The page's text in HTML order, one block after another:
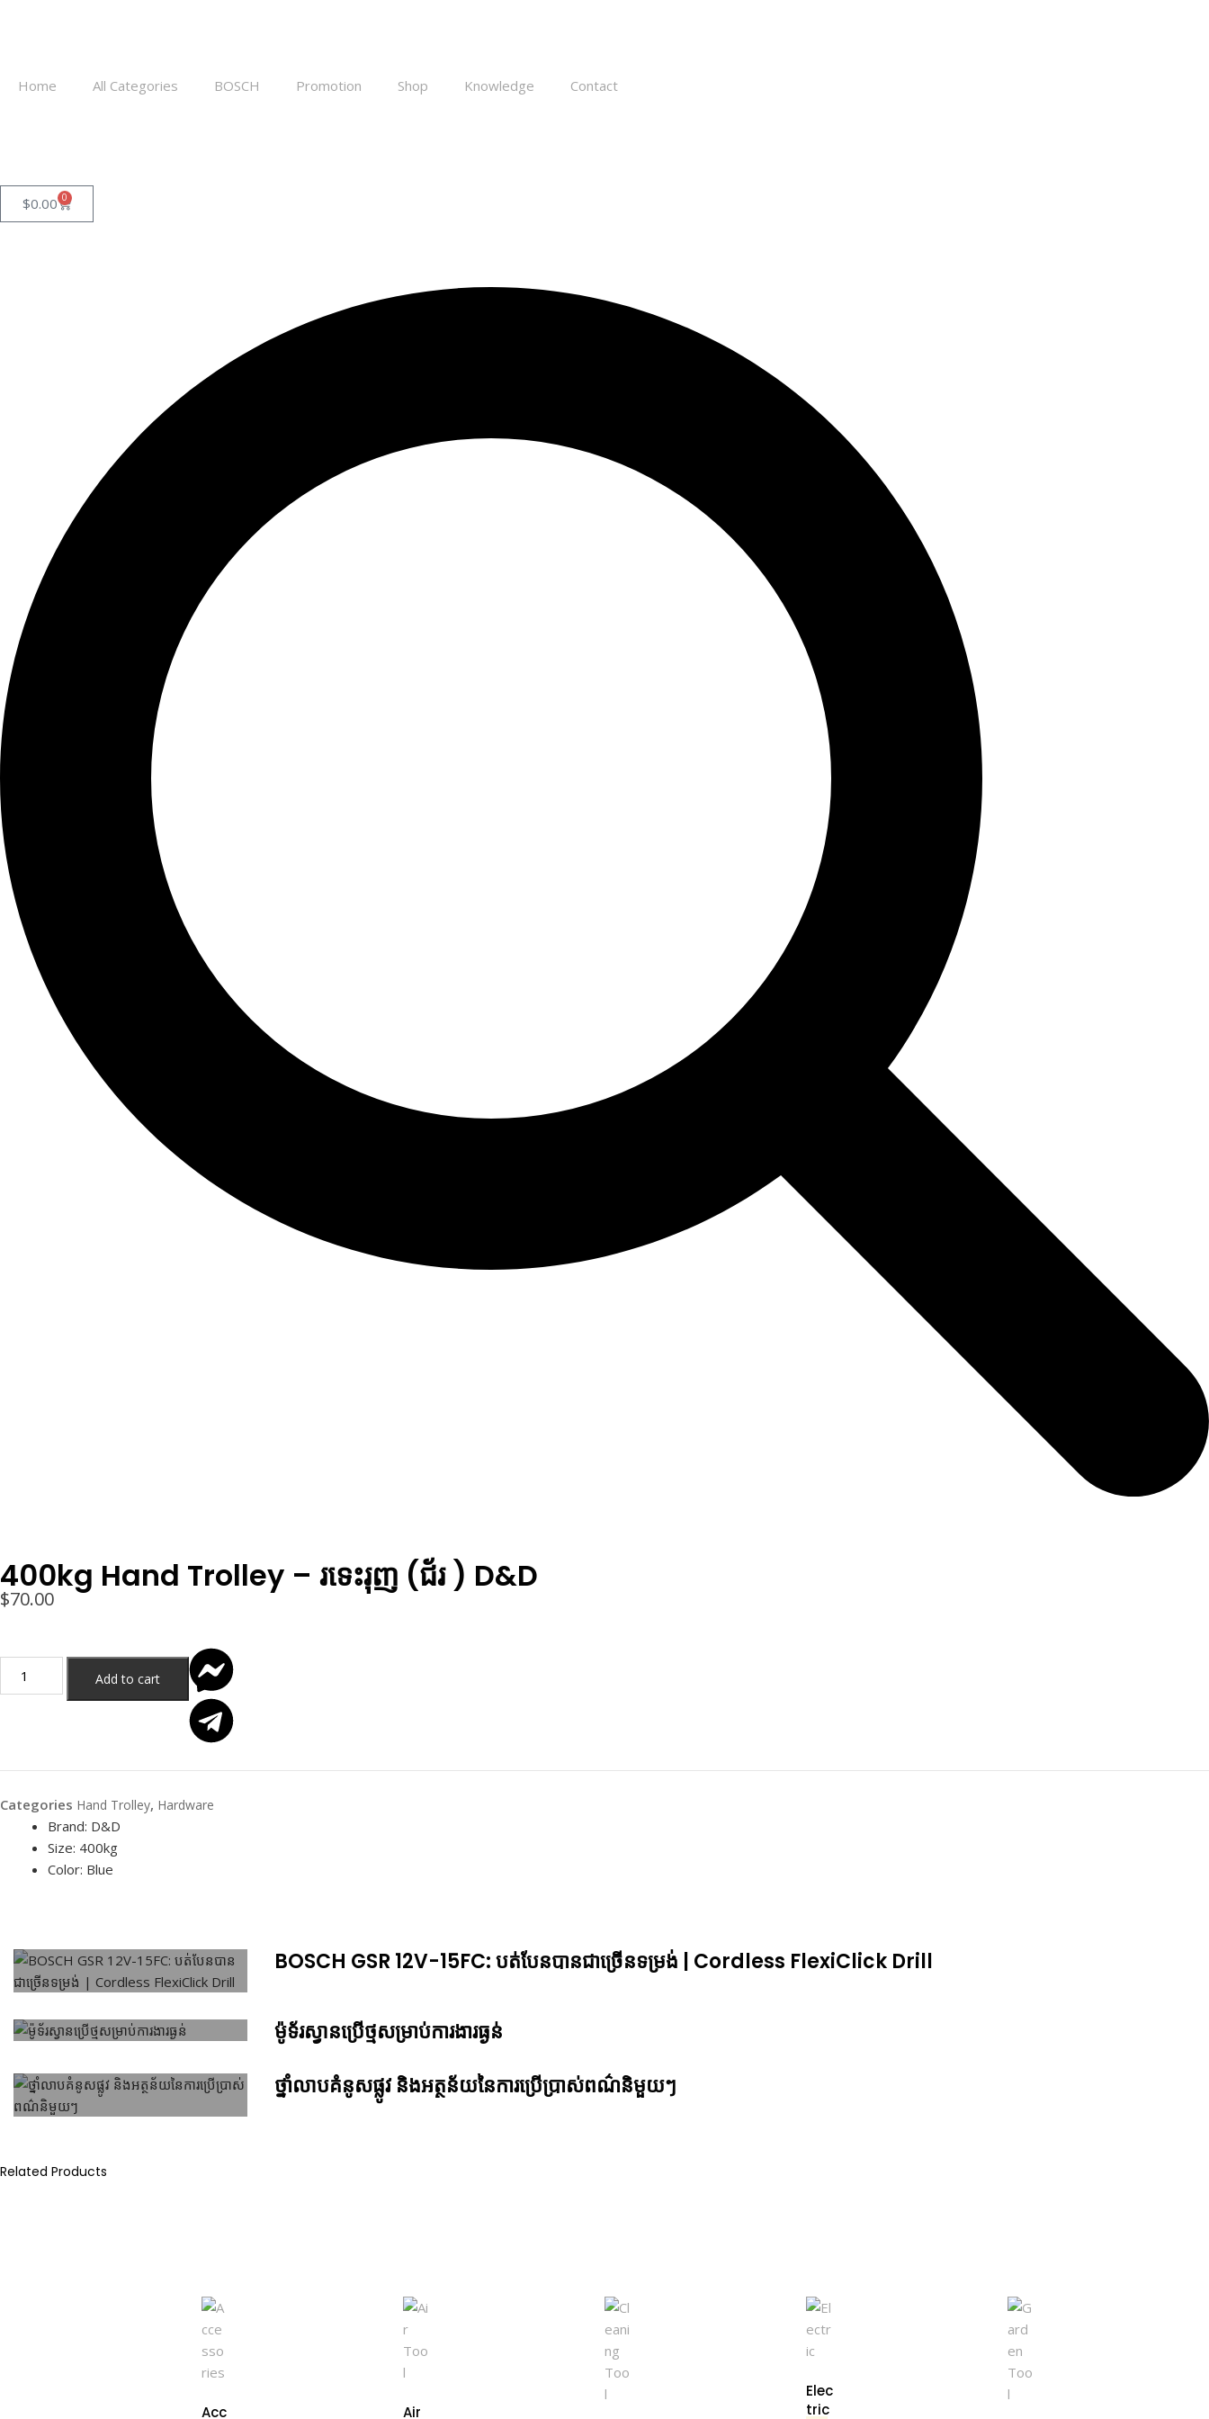
Home All Categories BOSCH Promotion Shop Knowledge Contact
$0.00 0
400kg Hand Trolley – រទេះរុញ (ជ័រ ) D&D
$70.00
Add to cart
Categories Hand Trolley, Hardware
Brand: D&D
Size: 400kg
Color: Blue
BOSCH GSR 12V-15FC: បត់បែនបានជាច្រើ​នទម្រង់ | Cordless FlexiClick Drill
ម៉ូទ័រស្វានប្រើថ្មសម្រាប់ការងារធ្ងន់
ថ្នាំលាបគំនូសផ្លូវ និងអត្ថន័យនៃការប្រើប្រាស់ពណ៌និមួយៗ
Related Products
Acc
Air
Elec
tric